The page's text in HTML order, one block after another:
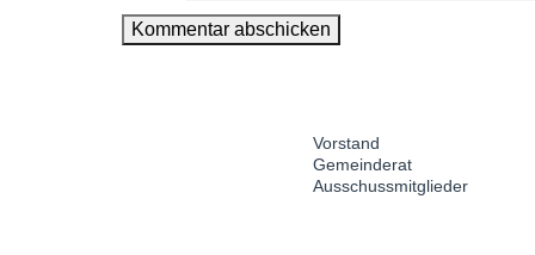
Vorstand
Gemeinderat
Ausschussmitglieder